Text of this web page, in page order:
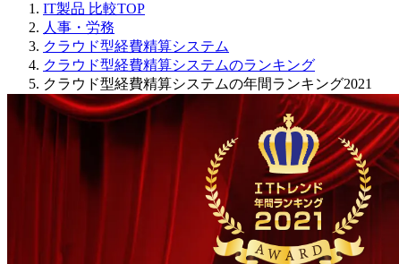
IT製品 比較TOP
人事・労務
クラウド型経費精算システム
クラウド型経費精算システムのランキング
クラウド型経費精算システムの年間ランキング2021